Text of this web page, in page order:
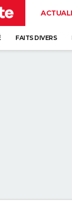
FAITS DIVERS